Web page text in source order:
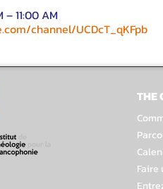
– 11:00 AM
channel/UCDcT_qKFpb
THE
Faire